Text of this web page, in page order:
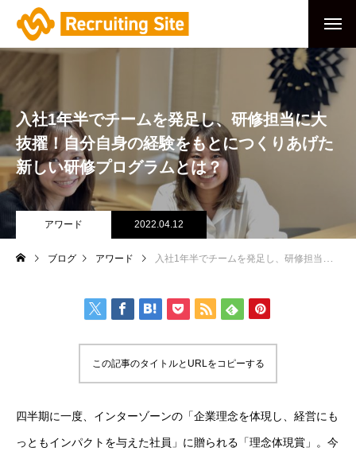
入社1年半でチームを発足し、研修担当に大
抜擢！自分自身の経験をもとにつくりあげた
新しい研修プログラムとは？
アワード 2022.04.12
ブログ アワード 入社1年半でチームを発足し、研修担当に大抜擢！自分自身の経験をもとにつくりあげた新しい研修プログラムとは？
この記事のタイトルとURLをコピーする
四半期に一度、インターゾーンの「企業理念を体現し、経営にも
っともインパクトを与えた社員」に贈られる「理念体現賞」。今